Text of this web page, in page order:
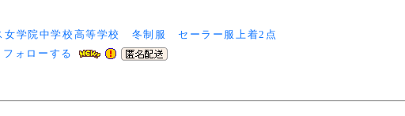
女学院中学校高等学校 冬制服 セーラー服上着2点
フォローする